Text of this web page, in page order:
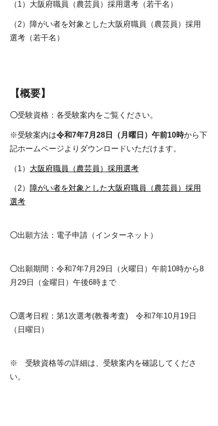
（1）大阪府職員（農芸員）採用選考（若干名）
（2）障がい者を対象とした大阪府職員（農芸員）採用
選考（若干名）
【概要】
〇受験資格：各受験案内をご覧ください。
※受験案内は令和7年7月28日（月曜日）午前10時から下
記ホームページよりダウンロードいただけます。
（1） 大阪府職員（農芸員）採用選考
（2） 障がい者を対象とした大阪府職員（農芸員）採用
選考
〇出願方法：電子申請（インターネット）
〇出願期間：令和7年7月29日（火曜日）午前10時から8
月29日（金曜日）午後6時まで
〇選考日程：第1次選考(教養考査) 令和7年10月19日
（日曜日）
※ 受験資格等の詳細は、受験案内を確認してくださ
い。